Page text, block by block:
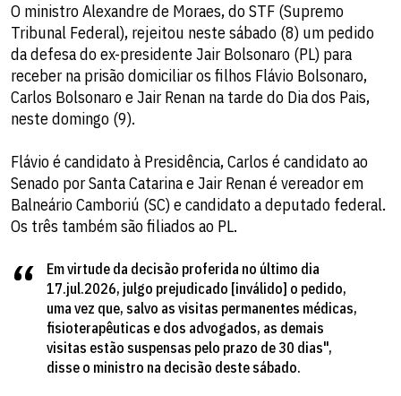
O ministro Alexandre de Moraes, do STF (Supremo
Tribunal Federal), rejeitou neste sábado (8) um pedido
da defesa do ex-presidente Jair Bolsonaro (PL) para
receber na prisão domiciliar os filhos Flávio Bolsonaro,
Carlos Bolsonaro e Jair Renan na tarde do Dia dos Pais,
neste domingo (9).
Flávio é candidato à Presidência, Carlos é candidato ao
Senado por Santa Catarina e Jair Renan é vereador em
Balneário Camboriú (SC) e candidato a deputado federal.
Os três também são filiados ao PL.
Em virtude da decisão proferida no último dia
17.jul.2026, julgo prejudicado [inválido] o pedido,
uma vez que, salvo as visitas permanentes médicas,
fisioterapêuticas e dos advogados, as demais
visitas estão suspensas pelo prazo de 30 dias",
disse o ministro na decisão deste sábado.